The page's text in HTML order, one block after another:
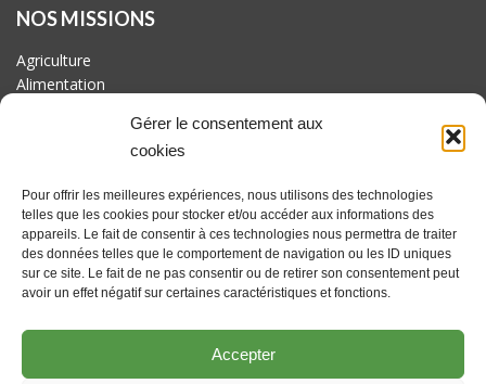
Gérer le consentement aux
cookies
Pour offrir les meilleures expériences, nous utilisons des technologies
telles que les cookies pour stocker et/ou accéder aux informations des
appareils. Le fait de consentir à ces technologies nous permettra de traiter
des données telles que le comportement de navigation ou les ID uniques
sur ce site. Le fait de ne pas consentir ou de retirer son consentement peut
avoir un effet négatif sur certaines caractéristiques et fonctions.
Accepter
NOS MISSIONS
Agriculture
Alimentation
Mobilité
AVEC LE SOUTIEN DE
Fonds européen pour le développement rural : l'Europe investit
dans les zones rurales. Actions coordonnées par le GAL
Incourt, Jodoigne, Orp-jauche, Perwez et Ramillies